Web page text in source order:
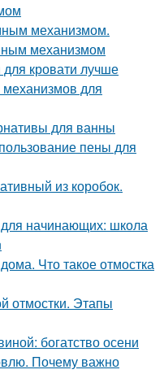
механизмом.
механизмом
кровати лучше
для
для ванны
пены для
из коробок.
начинающих: школа
Что такое отмостка
отмостки. Этапы
богатство осени
Почему важно